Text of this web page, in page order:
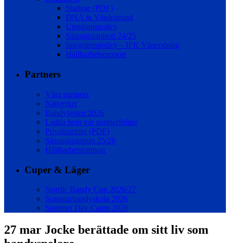
Stadgar (PDF)
DNA & Värdegrund
Ungdomspolicy
Säsongsrapport 24/25
Integritetspolicy – IFK Vänersborg
Hållbarhetsrapport
Partners
Våra partners
Nätverket
Bandyfesten 2026
Ladda hem vår partnerfolder
Privatpartner (PDF)
Säsongsrapport 25/26
Hållbarhetsrapport
Cuper & Läger
Nordic Bandy Cup 2026/27
Sommarbandyskola 2026
Summer Day Camp 2026
27 mar Jocke berättade om sitt liv som